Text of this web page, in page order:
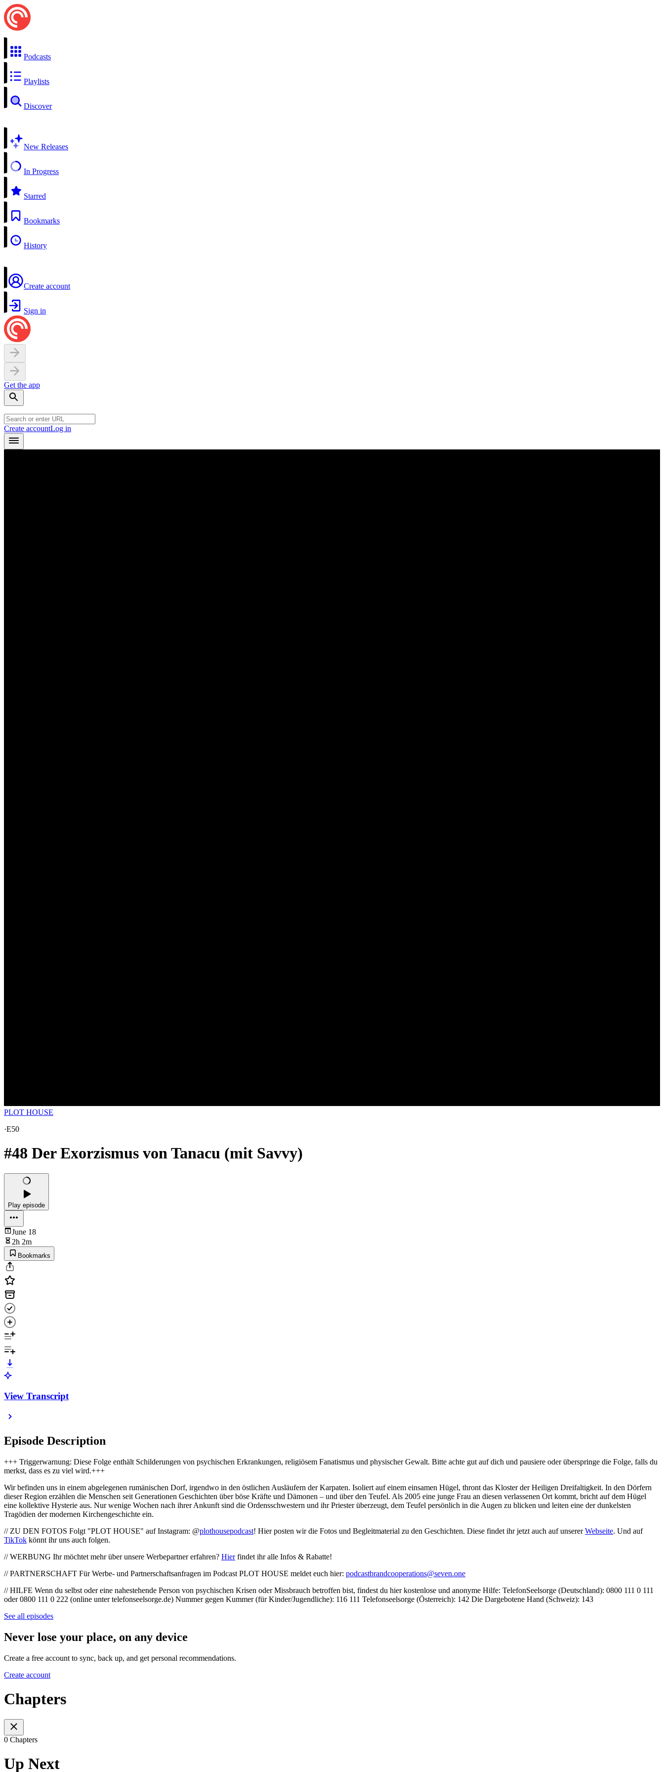
Podcasts
Playlists
Discover
New Releases
In Progress
Starred
Bookmarks
History
Create account
Sign in
Get the app
Create accountLog in
PLOT HOUSE
·E50
#48 Der Exorzismus von Tanacu (mit Savvy)
Play episode
June 18
2h 2m
Bookmarks
View Transcript
Episode Description
+++ Triggerwarnung: Diese Folge enthält Schilderungen von psychischen Erkrankungen, religiösem Fanatismus und physischer Gewalt. Bitte achte gut auf dich und pausiere oder überspringe die Folge, falls du
merkst, dass es zu viel wird.+++
Wir befinden uns in einem abgelegenen rumänischen Dorf, irgendwo in den östlichen Ausläufern der Karpaten. Isoliert auf einem einsamen Hügel, thront das Kloster der Heiligen Dreifaltigkeit. In den Dörfern
dieser Region erzählen die Menschen seit Generationen Geschichten über böse Kräfte und Dämonen – und über den Teufel. Als 2005 eine junge Frau an diesen verlassenen Ort kommt, bricht auf dem Hügel
eine kollektive Hysterie aus. Nur wenige Wochen nach ihrer Ankunft sind die Ordensschwestern und ihr Priester überzeugt, dem Teufel persönlich in die Augen zu blicken und leiten eine der dunkelsten
Tragödien der modernen Kirchengeschichte ein.
// ZU DEN FOTOS Folgt "PLOT HOUSE" auf Instagram: @plothousepodcast! Hier posten wir die Fotos und Begleitmaterial zu den Geschichten. Diese findet ihr jetzt auch auf unsererWebseite. Und auf
TikTok könnt ihr uns auch folgen.
// WERBUNG Ihr möchtet mehr über unsere Werbepartner erfahren? Hierfindet ihr alle Infos & Rabatte!
// PARTNERSCHAFT Für Werbe- und Partnerschaftsanfragen im Podcast PLOT HOUSE meldet euch hier: podcastbrandcooperations@seven.one
// HILFE Wenn du selbst oder eine nahestehende Person von psychischen Krisen oder Missbrauch betroffen bist, findest du hier kostenlose und anonyme Hilfe: TelefonSeelsorge (Deutschland): 0800 111 0 111
oder 0800 111 0 222 (online unter telefonseelsorge.de) Nummer gegen Kummer (für Kinder/Jugendliche): 116 111 Telefonseelsorge (Österreich): 142 Die Dargebotene Hand (Schweiz): 143
See all episodes
Never lose your place, on any device
Create a free account to sync, back up, and get personal recommendations.
Create account
Chapters
0 Chapters
Up Next